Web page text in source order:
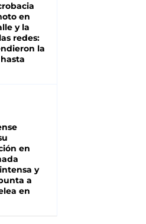
en
y la
redes:
la
en
y
a
en